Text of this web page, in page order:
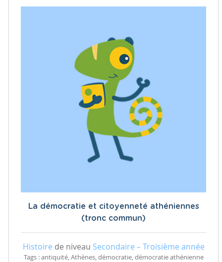
La démocratie et citoyenneté athéniennes
(tronc commun)
Histoire de niveau Secondaire – Troisième année
Tags : antiquité, Athènes, démocratie, démocratie athénienne